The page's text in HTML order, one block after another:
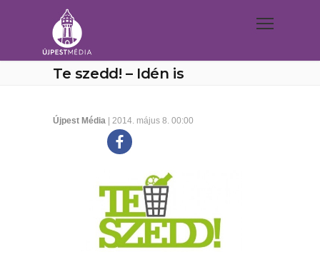
Te szedd! – Idén is
Újpest Média | 2014. május 8. 00:00